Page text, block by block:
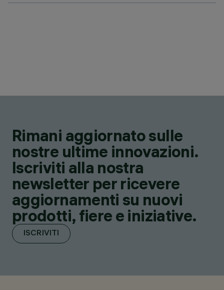
Rimani aggiornato sulle
nostre ultime innovazioni.
Iscriviti alla nostra
newsletter per ricevere
aggiornamenti su nuovi
prodotti, fiere e iniziative.
ISCRIVITI